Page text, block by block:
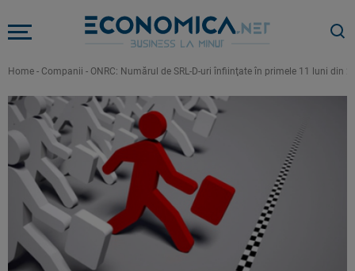
Home - Companii - ONRC: Numărul de SRL-D-uri înfiinţate în primele 11 luni din